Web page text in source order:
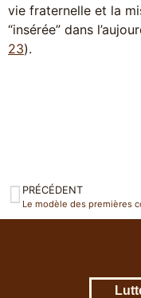
vie fraternelle et la
“insérée” dans
23).
PRÉCÉDENT